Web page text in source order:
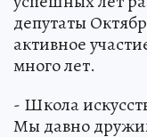
депутаты
активное
много лет.
- Школа
Мы давно